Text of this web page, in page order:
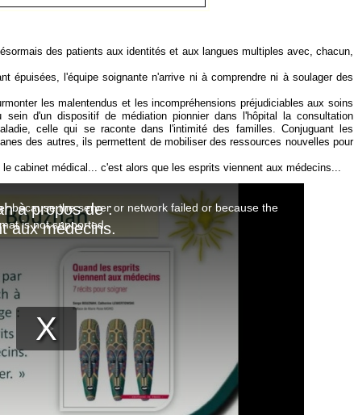
des patients aux identités et aux langues multiples avec, chacun,
épuisées, l'équipe soignante n'arrive ni à comprendre ni à soulager des
les malentendus et les incompréhensions préjudiciables aux soins
d'un dispositif de médiation pionnier dans l'hôpital la consultation
celle qui se raconte dans l'intimité des familles. Conjuguant les
des autres, ils permettent de mobiliser des ressources nouvelles pour
cabinet médical... c'est alors que les esprits viennent aux médecins...